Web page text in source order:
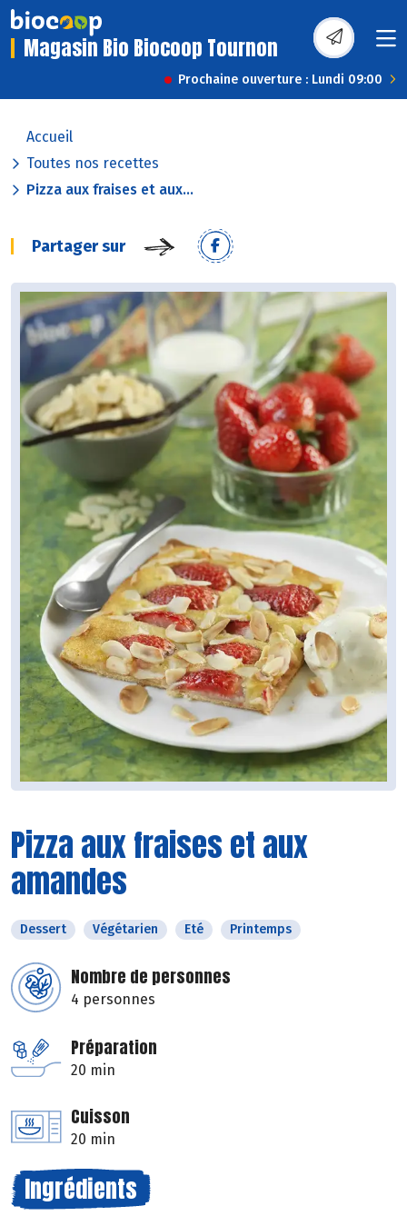
Magasin Bio Biocoop Tournon
Prochaine ouverture : Lundi 09:00
Accueil
Toutes nos recettes
Pizza aux fraises et aux...
Partager sur
Pizza aux fraises et aux
amandes
Dessert Végétarien Eté Printemps
Nombre de personnes
4 personnes
Préparation
20 min
Cuisson
20 min
Ingrédients